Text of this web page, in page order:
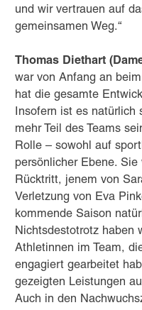
und wir vertrauen auf
gemeinsamen Weg.“
Thomas Diethart
war von Anfang an
hat die gesamte
Insofern ist es
mehr Teil des Teams
Rolle – sowohl auf
persönlicher Ebene.
Rücktritt, jenem von
Verletzung von Eva
kommende Saison
Nichtsdestotrotz haben
Athletinnen im Team,
engagiert gearbeitet
gezeigten Leistungen
Auch in den